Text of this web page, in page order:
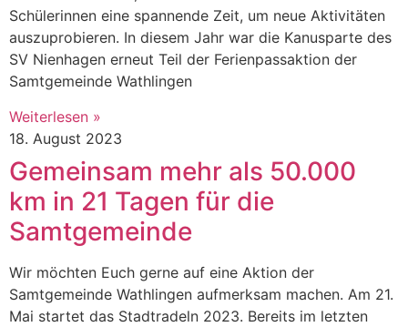
Schülerinnen eine spannende Zeit, um neue Aktivitäten
auszuprobieren. In diesem Jahr war die Kanusparte des
SV Nienhagen erneut Teil der Ferienpassaktion der
Samtgemeinde Wathlingen
Weiterlesen »
18. August 2023
Gemeinsam mehr als 50.000
km in 21 Tagen für die
Samtgemeinde
Wir möchten Euch gerne auf eine Aktion der
Samtgemeinde Wathlingen aufmerksam machen. Am 21.
Mai startet das Stadtradeln 2023. Bereits im letzten